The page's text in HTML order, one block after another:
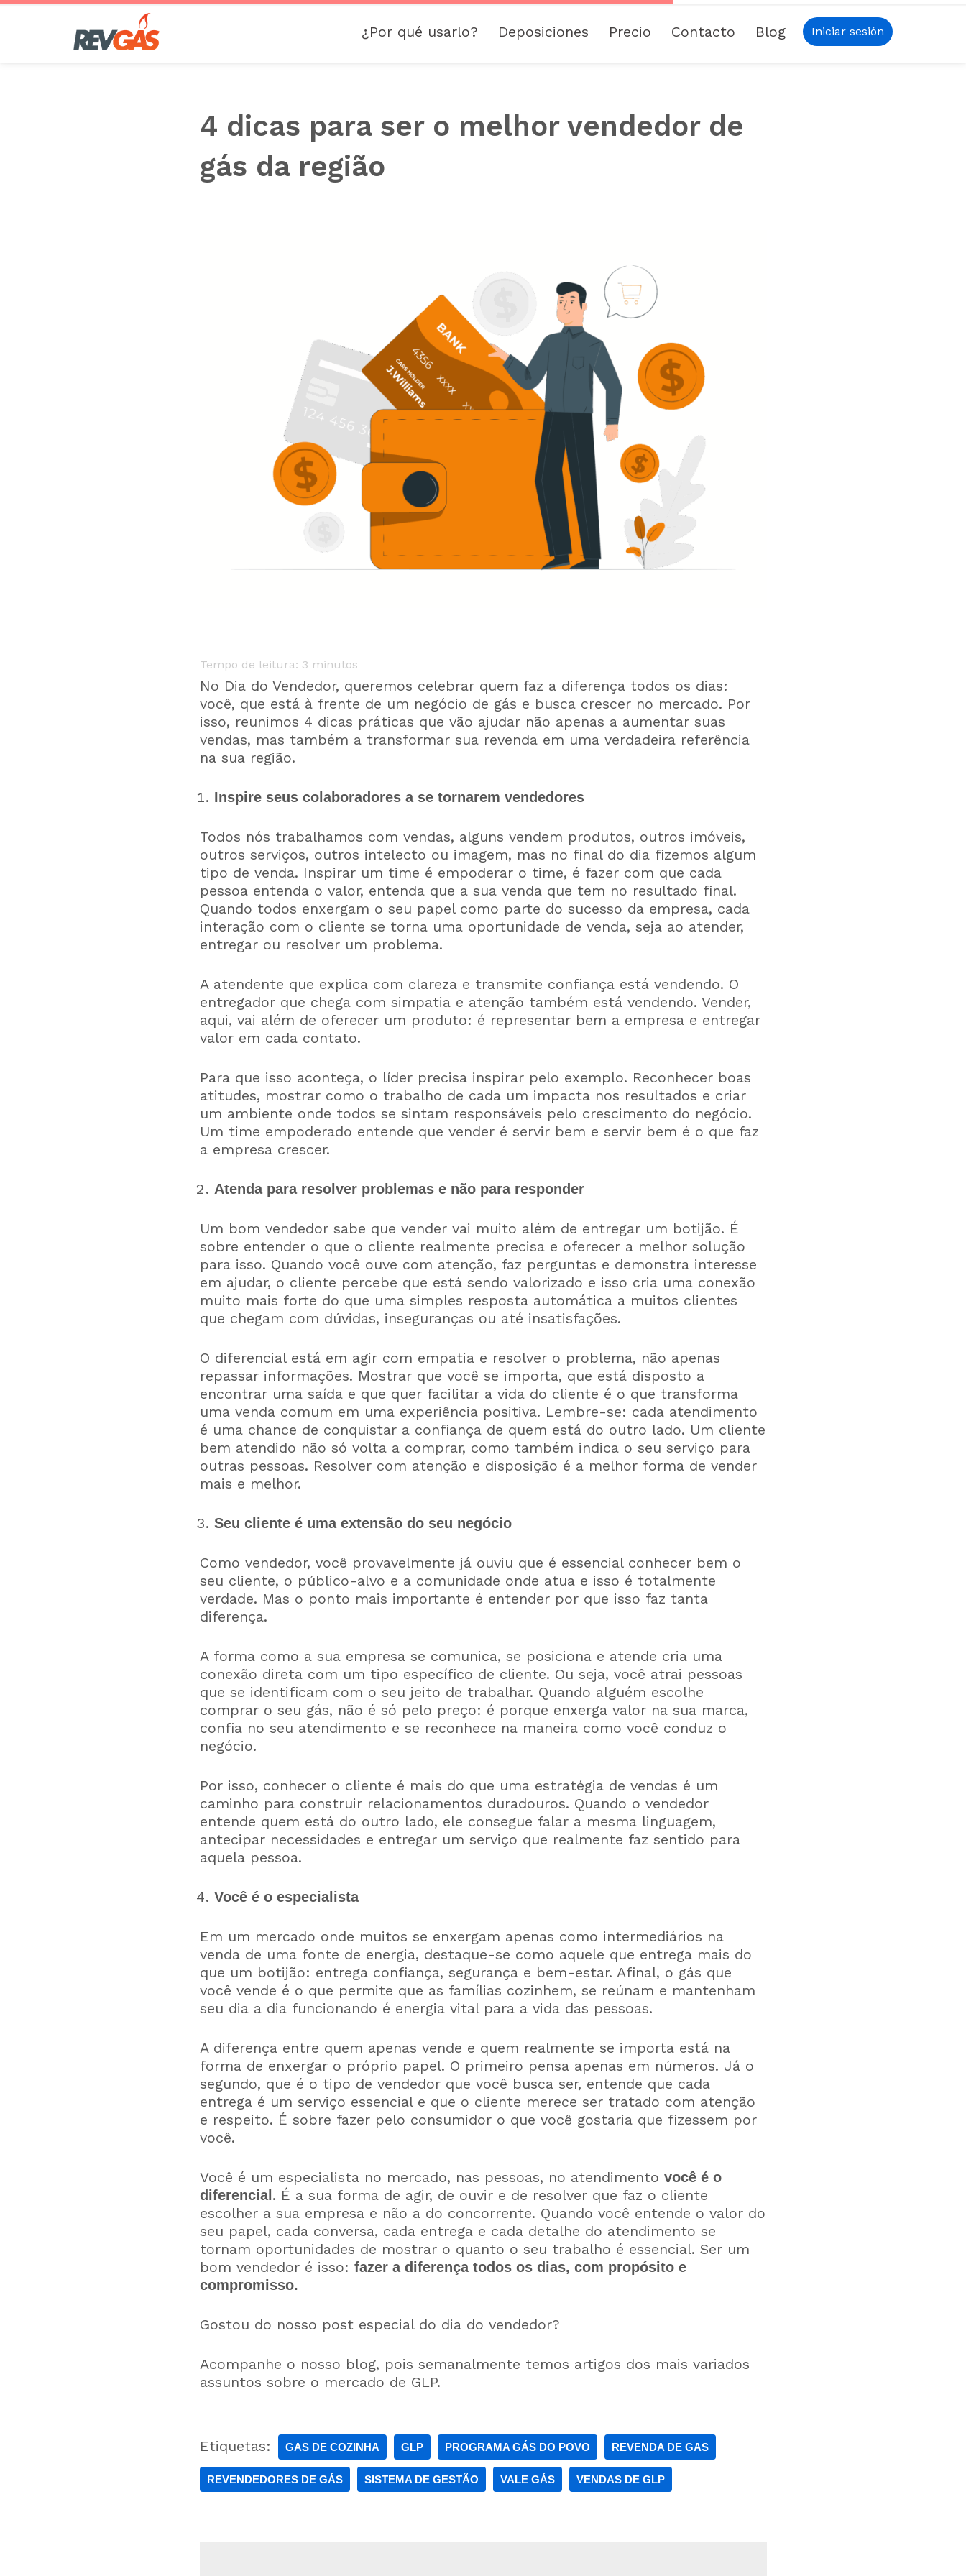
¿Por qué usarlo? Deposiciones Precio Contacto Blog Iniciar sesión
4 dicas para ser o melhor vendedor de
gás da região
Tempo de leitura: 3 minutos
No Dia do Vendedor, queremos celebrar quem faz a diferença todos os dias:
você, que está à frente de um negócio de gás e busca crescer no mercado. Por
isso, reunimos 4 dicas práticas que vão ajudar não apenas a aumentar suas
vendas, mas também a transformar sua revenda em uma verdadeira referência
na sua região.
Inspire seus colaboradores a se tornarem vendedores
Todos nós trabalhamos com vendas, alguns vendem produtos, outros imóveis,
outros serviços, outros intelecto ou imagem, mas no final do dia fizemos algum
tipo de venda. Inspirar um time é empoderar o time, é fazer com que cada
pessoa entenda o valor, entenda que a sua venda que tem no resultado final.
Quando todos enxergam o seu papel como parte do sucesso da empresa, cada
interação com o cliente se torna uma oportunidade de venda, seja ao atender,
entregar ou resolver um problema.
A atendente que explica com clareza e transmite confiança está vendendo. O
entregador que chega com simpatia e atenção também está vendendo. Vender,
aqui, vai além de oferecer um produto: é representar bem a empresa e entregar
valor em cada contato.
Para que isso aconteça, o líder precisa inspirar pelo exemplo. Reconhecer boas
atitudes, mostrar como o trabalho de cada um impacta nos resultados e criar
um ambiente onde todos se sintam responsáveis pelo crescimento do negócio.
Um time empoderado entende que vender é servir bem e servir bem é o que faz
a empresa crescer.
Atenda para resolver problemas e não para responder
Um bom vendedor sabe que vender vai muito além de entregar um botijão. É
sobre entender o que o cliente realmente precisa e oferecer a melhor solução
para isso. Quando você ouve com atenção, faz perguntas e demonstra interesse
em ajudar, o cliente percebe que está sendo valorizado e isso cria uma conexão
muito mais forte do que uma simples resposta automática a muitos clientes
que chegam com dúvidas, inseguranças ou até insatisfações.
O diferencial está em agir com empatia e resolver o problema, não apenas
repassar informações. Mostrar que você se importa, que está disposto a
encontrar uma saída e que quer facilitar a vida do cliente é o que transforma
uma venda comum em uma experiência positiva. Lembre-se: cada atendimento
é uma chance de conquistar a confiança de quem está do outro lado. Um cliente
bem atendido não só volta a comprar, como também indica o seu serviço para
outras pessoas. Resolver com atenção e disposição é a melhor forma de vender
mais e melhor.
Seu cliente é uma extensão do seu negócio
Como vendedor, você provavelmente já ouviu que é essencial conhecer bem o
seu cliente, o público-alvo e a comunidade onde atua e isso é totalmente
verdade. Mas o ponto mais importante é entender por que isso faz tanta
diferença.
A forma como a sua empresa se comunica, se posiciona e atende cria uma
conexão direta com um tipo específico de cliente. Ou seja, você atrai pessoas
que se identificam com o seu jeito de trabalhar. Quando alguém escolhe
comprar o seu gás, não é só pelo preço: é porque enxerga valor na sua marca,
confia no seu atendimento e se reconhece na maneira como você conduz o
negócio.
Por isso, conhecer o cliente é mais do que uma estratégia de vendas é um
caminho para construir relacionamentos duradouros. Quando o vendedor
entende quem está do outro lado, ele consegue falar a mesma linguagem,
antecipar necessidades e entregar um serviço que realmente faz sentido para
aquela pessoa.
Você é o especialista
Em um mercado onde muitos se enxergam apenas como intermediários na
venda de uma fonte de energia, destaque-se como aquele que entrega mais do
que um botijão: entrega confiança, segurança e bem-estar. Afinal, o gás que
você vende é o que permite que as famílias cozinhem, se reúnam e mantenham
seu dia a dia funcionando é energia vital para a vida das pessoas.
A diferença entre quem apenas vende e quem realmente se importa está na
forma de enxergar o próprio papel. O primeiro pensa apenas em números. Já o
segundo, que é o tipo de vendedor que você busca ser, entende que cada
entrega é um serviço essencial e que o cliente merece ser tratado com atenção
e respeito. É sobre fazer pelo consumidor o que você gostaria que fizessem por
você.
Você é um especialista no mercado, nas pessoas, no atendimento você é o
diferencial. É a sua forma de agir, de ouvir e de resolver que faz o cliente
escolher a sua empresa e não a do concorrente. Quando você entende o valor do
seu papel, cada conversa, cada entrega e cada detalhe do atendimento se
tornam oportunidades de mostrar o quanto o seu trabalho é essencial. Ser um
bom vendedor é isso: fazer a diferença todos os dias, com propósito e
compromisso.
Gostou do nosso post especial do dia do vendedor?
Acompanhe o nosso blog, pois semanalmente temos artigos dos mais variados
assuntos sobre o mercado de GLP.
Etiquetas: GAS DE COZINHA GLP PROGRAMA GÁS DO POVO REVENDA DE GAS
REVENDEDORES DE GÁS SISTEMA DE GESTÃO VALE GÁS VENDAS DE GLP